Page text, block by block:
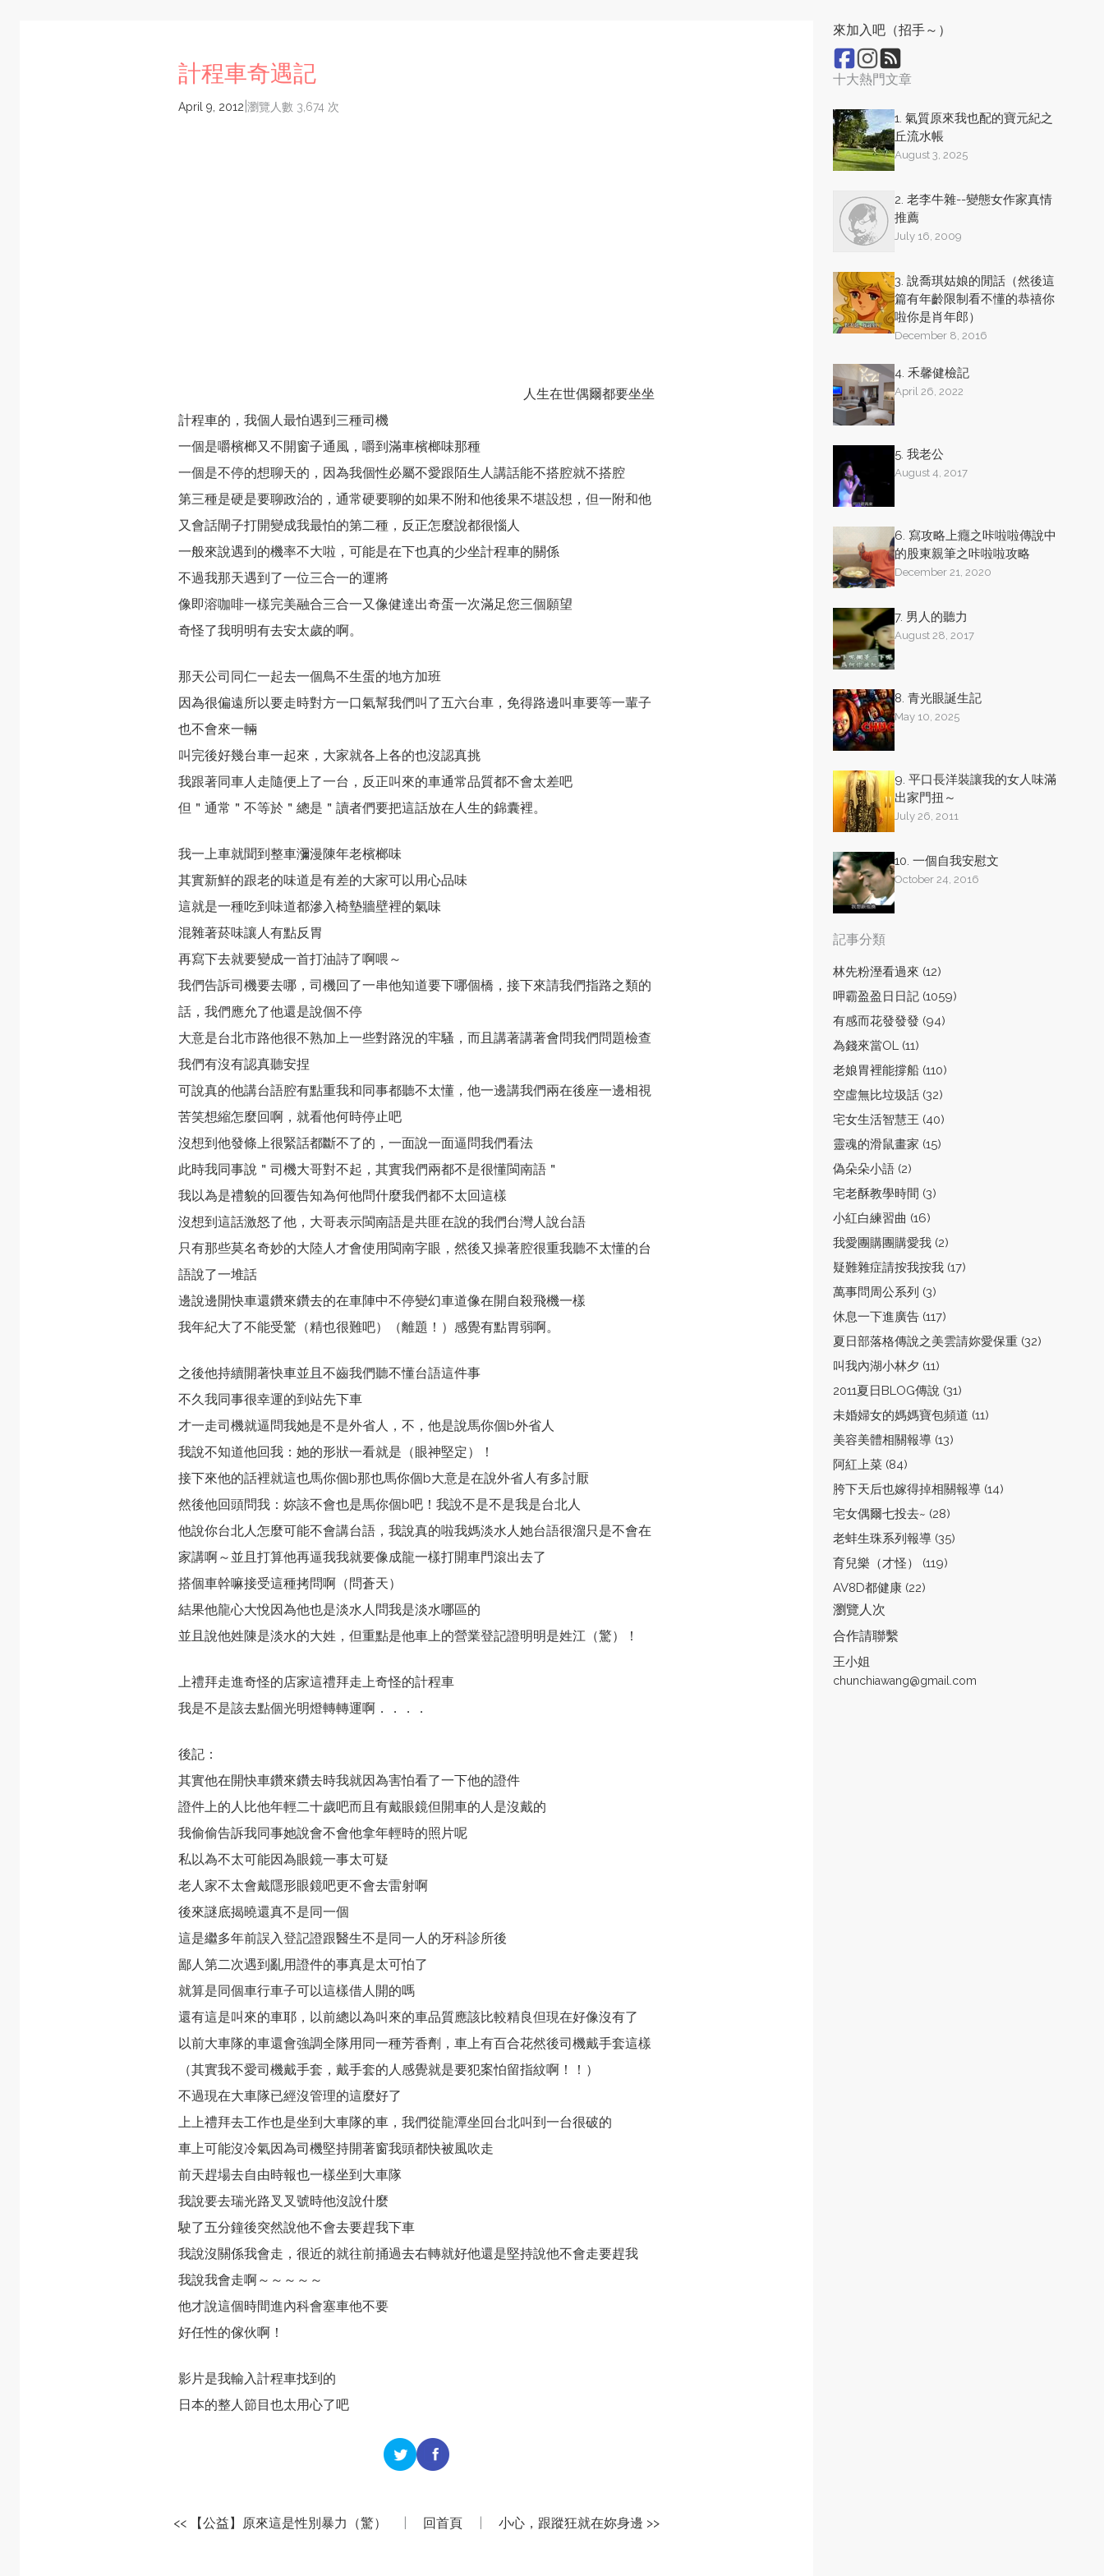
計程車奇遇記
April 9, 2012 瀏覽人數 3,674 次
人生在世偶爾都要坐坐
計程車的，我個人最怕遇到三種司機
一個是嚼檳榔又不開窗子通風，嚼到滿車檳榔味那種
一個是不停的想聊天的，因為我個性必屬不愛跟陌生人講話能不搭腔就不搭腔
第三種是硬是要聊政治的，通常硬要聊的如果不附和他後果不堪設想，但一附和他
又會話閘子打開變成我最怕的第二種，反正怎麼說都很惱人
一般來說遇到的機率不大啦，可能是在下也真的少坐計程車的關係
不過我那天遇到了一位三合一的運將
像即溶咖啡一樣完美融合三合一又像健達出奇蛋一次滿足您三個願望
奇怪了我明明有去安太歲的啊。
那天公司同仁一起去一個鳥不生蛋的地方加班
因為很偏遠所以要走時對方一口氣幫我們叫了五六台車，免得路邊叫車要等一輩子
也不會來一輛
叫完後好幾台車一起來，大家就各上各的也沒認真挑
我跟著同車人走隨便上了一台，反正叫來的車通常品質都不會太差吧
但＂通常＂不等於＂總是＂讀者們要把這話放在人生的錦囊裡。
我一上車就聞到整車瀰漫陳年老檳榔味
其實新鮮的跟老的味道是有差的大家可以用心品味
這就是一種吃到味道都滲入椅墊牆壁裡的氣味
混雜著菸味讓人有點反胃
再寫下去就要變成一首打油詩了啊喂～
我們告訴司機要去哪，司機回了一串他知道要下哪個橋，接下來請我們指路之類的
話，我們應允了他還是說個不停
大意是台北市路他很不熟加上一些對路況的牢騷，而且講著講著會問我們問題檢查
我們有沒有認真聽安捏
可說真的他講台語腔有點重我和同事都聽不太懂，他一邊講我們兩在後座一邊相視
苦笑想縮怎麼回啊，就看他何時停止吧
沒想到他發條上很緊話都斷不了的，一面說一面逼問我們看法
此時我同事說＂司機大哥對不起，其實我們兩都不是很懂閩南語＂
我以為是禮貌的回覆告知為何他問什麼我們都不太回這樣
沒想到這話激怒了他，大哥表示閩南語是共匪在說的我們台灣人說台語
只有那些莫名奇妙的大陸人才會使用閩南字眼，然後又操著腔很重我聽不太懂的台
語說了一堆話
邊說邊開快車還鑽來鑽去的在車陣中不停變幻車道像在開自殺飛機一樣
我年紀大了不能受驚（精也很難吧）（離題！）感覺有點胃弱啊。
之後他持續開著快車並且不齒我們聽不懂台語這件事
不久我同事很幸運的到站先下車
才一走司機就逼問我她是不是外省人，不，他是說馬你個b外省人
我說不知道他回我：她的形狀一看就是（眼神堅定）！
接下來他的話裡就這也馬你個b那也馬你個b大意是在說外省人有多討厭
然後他回頭問我：妳該不會也是馬你個b吧！我說不是不是我是台北人
他說你台北人怎麼可能不會講台語，我說真的啦我媽淡水人她台語很溜只是不會在
家講啊～並且打算他再逼我我就要像成龍一樣打開車門滾出去了
搭個車幹嘛接受這種拷問啊（問蒼天）
結果他龍心大悅因為他也是淡水人問我是淡水哪區的
並且說他姓陳是淡水的大姓，但重點是他車上的營業登記證明明是姓江（驚）！
上禮拜走進奇怪的店家這禮拜走上奇怪的計程車
我是不是該去點個光明燈轉轉運啊．．．．
後記：
其實他在開快車鑽來鑽去時我就因為害怕看了一下他的證件
證件上的人比他年輕二十歲吧而且有戴眼鏡但開車的人是沒戴的
我偷偷告訴我同事她說會不會他拿年輕時的照片呢
私以為不太可能因為眼鏡一事太可疑
老人家不太會戴隱形眼鏡吧更不會去雷射啊
後來謎底揭曉還真不是同一個
這是繼多年前誤入登記證跟醫生不是同一人的牙科診所後
鄙人第二次遇到亂用證件的事真是太可怕了
就算是同個車行車子可以這樣借人開的嗎
還有這是叫來的車耶，以前總以為叫來的車品質應該比較精良但現在好像沒有了
以前大車隊的車還會強調全隊用同一種芳香劑，車上有百合花然後司機戴手套這樣
（其實我不愛司機戴手套，戴手套的人感覺就是要犯案怕留指紋啊！！）
不過現在大車隊已經沒管理的這麼好了
上上禮拜去工作也是坐到大車隊的車，我們從龍潭坐回台北叫到一台很破的
車上可能沒冷氣因為司機堅持開著窗我頭都快被風吹走
前天趕場去自由時報也一樣坐到大車隊
我說要去瑞光路叉叉號時他沒說什麼
駛了五分鐘後突然說他不會去要趕我下車
我說沒關係我會走，很近的就往前捅過去右轉就好他還是堅持說他不會走要趕我
我說我會走啊～～～～～
他才說這個時間進內科會塞車他不要
好任性的傢伙啊！
影片是我輸入計程車找到的
日本的整人節目也太用心了吧
<< 【公益】原來這是性別暴力（驚） 回首頁 小心，跟蹤狂就在妳身邊 >>
來加入吧（招手～）
十大熱門文章
1. 氣質原來我也配的寶元紀之
丘流水帳
August 3, 2025
2. 老李牛雜--變態女作家真情
推薦
July 16, 2009
3. 說喬琪姑娘的閒話（然後這
篇有年齡限制看不懂的恭禧你
啦你是肖年郎）
December 8, 2016
4. 禾馨健檢記
April 26, 2022
5. 我老公
August 4, 2017
6. 寫攻略上癮之咔啦啦傳說中
的股東親筆之咔啦啦攻略
December 21, 2020
7. 男人的聽力
August 28, 2017
8. 青光眼誕生記
May 10, 2025
9. 平口長洋裝讓我的女人味滿
出家門扭～
July 26, 2011
10. 一個自我安慰文
October 24, 2016
記事分類
林先粉溼看過來 (12)
呷霸盈盈日日記 (1059)
有感而花發發發 (94)
為錢來當OL (11)
老娘胃裡能撐船 (110)
空虛無比垃圾話 (32)
宅女生活智慧王 (40)
靈魂的滑鼠畫家 (15)
偽朵朵小語 (2)
宅老酥教學時間 (3)
小紅白練習曲 (16)
我愛團購團購愛我 (2)
疑難雜症請按我按我 (17)
萬事問周公系列 (3)
休息一下進廣告 (117)
夏日部落格傳說之美雲請妳愛保重 (32)
叫我內湖小林夕 (11)
2011夏日BLOG傳說 (31)
未婚婦女的媽媽寶包頻道 (11)
美容美體相關報導 (13)
阿紅上菜 (84)
胯下天后也嫁得掉相關報導 (14)
宅女偶爾七投去~ (28)
老蚌生珠系列報導 (35)
育兒樂（才怪） (119)
AV8D都健康 (22)
瀏覽人次
合作請聯繫
王小姐
chunchiawang@gmail.com